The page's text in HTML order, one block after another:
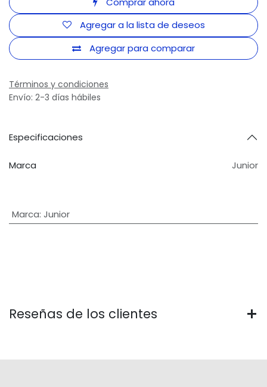
Agregar para comparar
Agregar a la lista de deseos
Términos y condiciones
Envío: 2-3 días hábiles
Especificaciones
Marca Junior
Marca: Junior
Reseñas de los clientes